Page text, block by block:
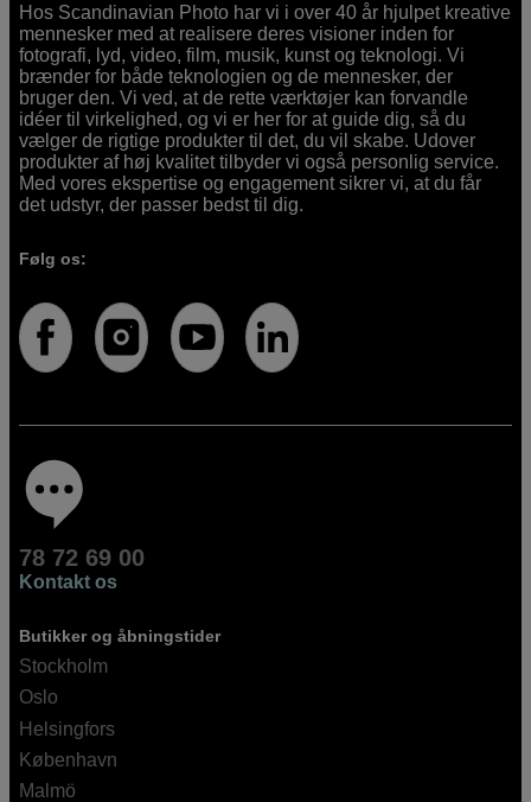
Hos Scandinavian Photo har vi i over 40 år hjulpet kreative
mennesker med at realisere deres visioner inden for
fotografi, lyd, video, film, musik, kunst og teknologi. Vi
brænder for både teknologien og de mennesker, der
bruger den. Vi ved, at de rette værktøjer kan forvandle
idéer til virkelighed, og vi er her for at guide dig, så du
vælger de rigtige produkter til det, du vil skabe. Udover
produkter af høj kvalitet tilbyder vi også personlig service.
Med vores ekspertise og engagement sikrer vi, at du får
det udstyr, der passer bedst til dig.
Følg os:
78 72 69 00
Kontakt os
Butikker og åbningstider
Stockholm
Oslo
Helsingfors
København
Malmö